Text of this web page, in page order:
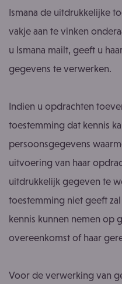
Ismana de uitdrukkelijke
vakje aan te vinken
u Ismana mailt, geeft u
gegevens te verwerken.
Indien u opdrachten
toestemming dat kennis
persoonsgegevens
uitvoering van haar
uitdrukkelijk gegeven te
toestemming niet geeft
kennis kunnen nemen op
overeenkomst of haar
Voor de verwerking van